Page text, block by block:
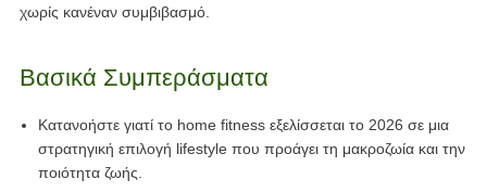
χωρίς κανέναν συμβιβασμό.
Βασικά Συμπεράσματα
Κατανοήστε γιατί το home fitness εξελίσσεται το 2026 σε μια
στρατηγική επιλογή lifestyle που προάγει τη μακροζωία και την
ποιότητα ζωής.